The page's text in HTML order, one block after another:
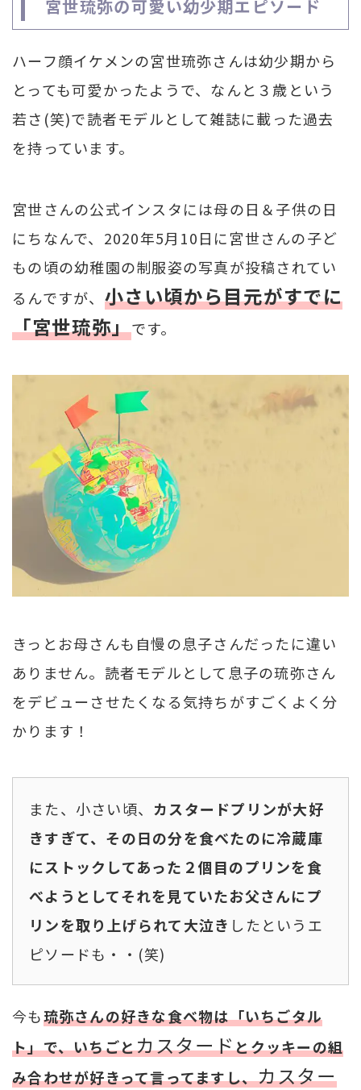
宮世琉弥の可愛い幼少期エピソード
ハーフ顔イケメンの宮世琉弥さんは幼少期から
とっても可愛かったようで、なんと３歳という
若さ(笑)で読者モデルとして雑誌に載った過去
を持っています。
宮世さんの公式インスタには母の日＆子供の日
にちなんで、2020年5月10日に宮世さんの子ど
もの頃の幼稚園の制服姿の写真が投稿されてい
るんですが、 小さい頃から目元がすでに
「宮世琉弥」です。
きっとお母さんも自慢の息子さんだったに違い
ありません。読者モデルとして息子の琉弥さん
をデビューさせたくなる気持ちがすごくよく分
かります！
また、小さい頃、 カスタードプリンが大好
きすぎて、その日の分を食べたのに冷蔵庫
にストックしてあった２個目のプリンを食
べようとしてそれを見ていたお父さんにプ
リンを取り上げられて大泣き したというエ
ピソードも・・(笑)
今も琉弥さんの好きな食べ物は「いちごタル
ト」で、いちごとカスタードとクッキーの組
み合わせが好きって言ってますし、カスター